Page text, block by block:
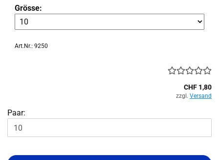
Grösse:
Art.Nr.: 9250
CHF 1,80
zzgl. Versand
Paar: